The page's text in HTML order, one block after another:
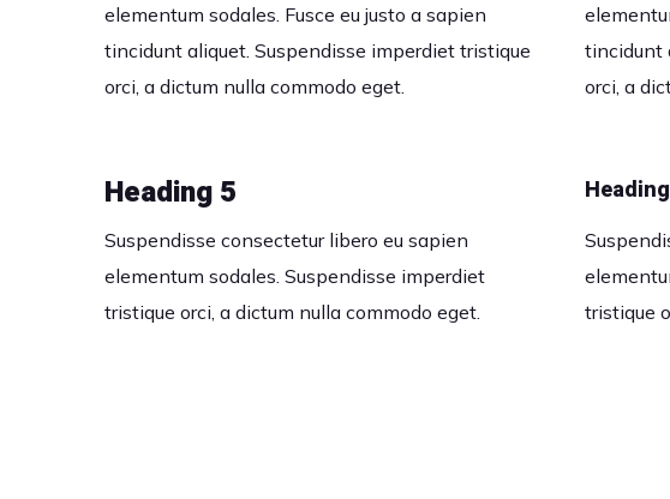
elementum sodales. Fusce eu justo a sapien
tincidunt aliquet. Suspendisse imperdiet tristique
orci, a dictum nulla commodo eget.
tincidunt
orci, a
Heading 5
Suspendisse consectetur libero eu sapien
elementum sodales. Suspendisse imperdiet
tristique orci, a dictum nulla commodo eget.
tristique